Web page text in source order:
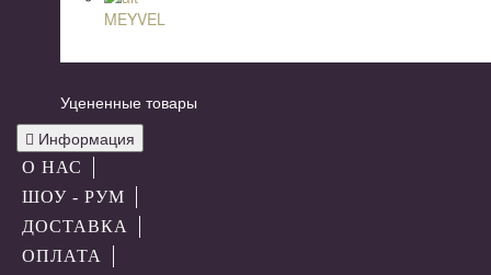
MEYVEL
Уцененные товары
Информация
О НАС
ШОУ - РУМ
ДОСТАВКА
ОПЛАТА